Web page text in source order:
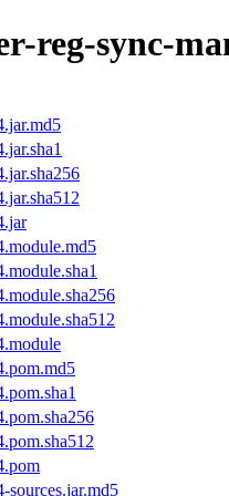
reg-sync-
sources.jar.md5